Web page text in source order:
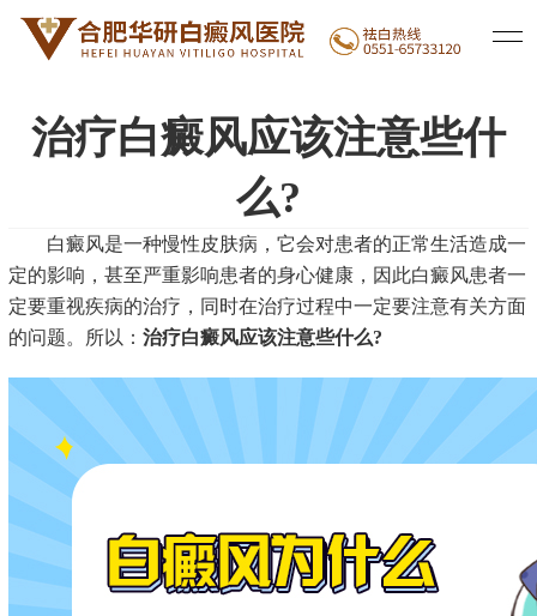
医院新闻 | 白癜风治疗 | 白癜风常识
治疗白癜风应该注意些什
么?
白癜风是一种慢性皮肤病，它会对患者的正常生活造成一
定的影响，甚至严重影响患者的身心健康，因此白癜风患者一
定要重视疾病的治疗，同时在治疗过程中一定要注意有关方面
的问题。所以： 治疗白癜风应该注意些什么?